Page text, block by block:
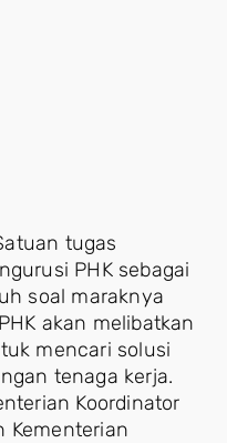
tugas
PHK sebagai
soal maraknya
akan melibatkan
mencari solusi
tenaga kerja.
Koordinator
Kementerian